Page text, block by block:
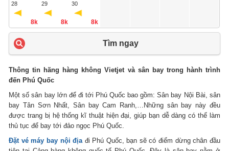
28
8k
29
8k
30
8k
Tìm ngay
Thông tin hãng hàng không Vietjet và sân bay trong hành trình
đến Phú Quốc
Một số sân bay lớn để đi tới Phú Quốc bao gồm: Sân bay Nội Bài, sân
bay Tân Sơn Nhất, Sân bay Cam Ranh,…Những sân bay này đều
được trang bị hệ thống kĩ thuật hiện đại, giúp bạn dễ dàng có thể làm
thủ tục để bay tới đảo ngọc Phú Quốc.
Đặt vé máy bay nội địađi Phú Quốc, bạn sẽ có điểm dừng chân đầu